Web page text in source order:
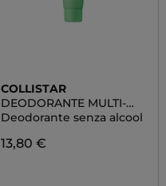
COLLISTAR
DEODORANTE MULTI-
ATTIVO - CREMA AL
LATTE DI RISO - 48H
Deodorante senza alcool
13,80 €